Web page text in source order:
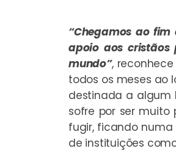
“Chegamos ao
apoio aos cristãos
mundo”,
todos os meses ao
destinada a algum
sofre por ser
fugir, ficando
de instituições